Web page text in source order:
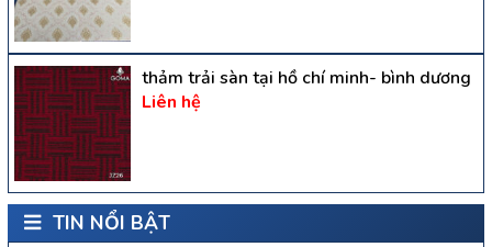
thảm trải sàn tại hồ chí minh- bình dương
Liên hệ
TIN NỔI BẬT